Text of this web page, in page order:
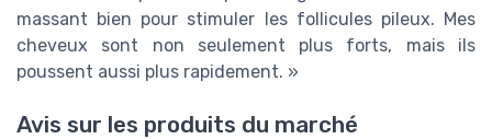
massant bien pour stimuler les follicules pileux. Mes
cheveux sont non seulement plus forts, mais ils
poussent aussi plus rapidement. »
Avis sur les produits du marché